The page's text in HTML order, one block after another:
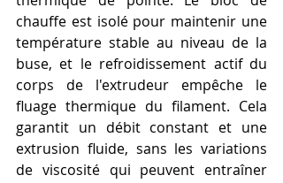
chauffe est isolé pour maintenir une
température stable au niveau de la
buse, et le refroidissement actif du
corps de l'extrudeur empêche le
fluage thermique du filament. Cela
garantit un débit constant et une
extrusion fluide, sans les variations
de viscosité qui peuvent entraîner